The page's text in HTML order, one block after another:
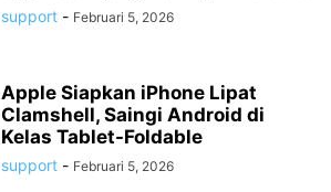
support - Februari 5, 2026
Apple Siapkan iPhone Lipat
Clamshell, Saingi Android di
Kelas Tablet-Foldable
support - Februari 5, 2026